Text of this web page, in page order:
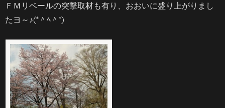
ＦＭリベールの突撃取材も有り、おおいに盛り上がりまし
たヨ～♪(*＾ﾍ＾*)